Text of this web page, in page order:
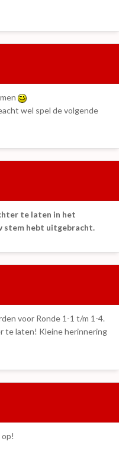
wel spel de volgende
te laten in het
stem hebt uitgebracht.
voor Ronde 1-1 t/m 1-4.
te laten! Kleine herinnering